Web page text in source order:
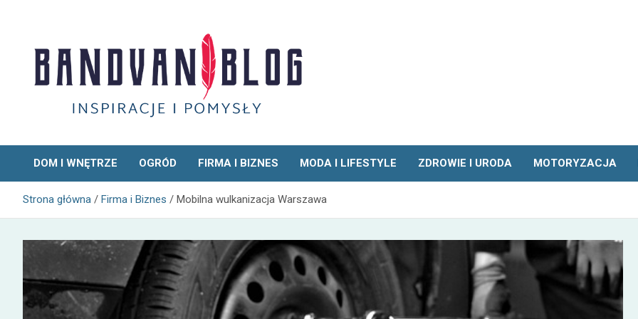
Bandvan
DOM I WNĘTRZE OGRÓD FIRMA I BIZNES MODA I LIFESTYLE ZDROWIE I URODA MOTORYZACJA
Strona główna Firma i Biznes Mobilna wulkanizacja Warszawa